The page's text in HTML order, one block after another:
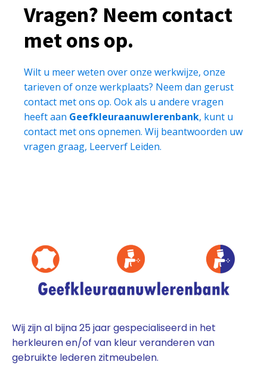
Vragen? Neem contact
met ons op.
Wilt u meer weten over onze werkwijze, onze
tarieven of onze werkplaats? Neem dan gerust
contact met ons op. Ook als u andere vragen
heeft aan Geefkleuraanuwlerenbank, kunt u
contact met ons opnemen. Wij beantwoorden uw
vragen graag, Leerverf Leiden.
Wij zijn al bijna 25 jaar gespecialiseerd in het
herkleuren en/of van kleur veranderen van
gebruikte lederen zitmeubelen.